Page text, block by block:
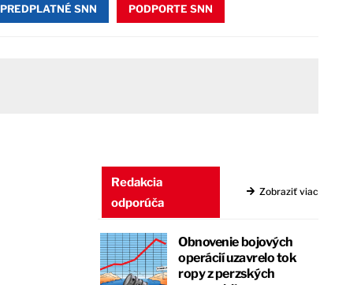
PREDPLATNÉ SNN PODPORTE SNN
Redakcia
odporúča
Zobraziť viac
Obnovenie bojových
operácií uzavrelo tok
ropy z perzských